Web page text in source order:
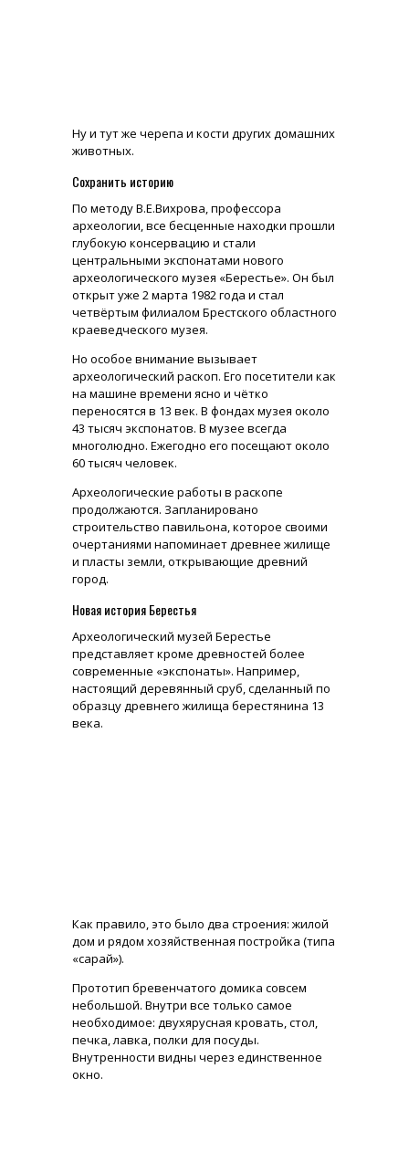
Ну и тут же черепа и кости других домашних
животных.
Сохранить историю
По методу В.Е.Вихрова, профессора
археологии, все бесценные находки прошли
глубокую консервацию и стали
центральными экспонатами нового
археологического музея «Берестье». Он был
открыт уже 2 марта 1982 года и стал
четвёртым филиалом Брестского областного
краеведческого музея.
Но особое внимание вызывает
археологический раскоп. Его посетители как
на машине времени ясно и чётко
переносятся в 13 век. В фондах музея около
43 тысяч экспонатов. В музее всегда
многолюдно. Ежегодно его посещают около
60 тысяч человек.
Археологические работы в раскопе
продолжаются. Запланировано
строительство павильона, которое своими
очертаниями напоминает древнее жилище
и пласты земли, открывающие древний
город.
Новая история Берестья
Археологический музей Берестье
представляет кроме древностей более
современные «экспонаты». Например,
настоящий деревянный сруб, сделанный по
образцу древнего жилища берестянина 13
века.
Как правило, это было два строения: жилой
дом и рядом хозяйственная постройка (типа
«сарай»).
Прототип бревенчатого домика совсем
небольшой. Внутри все только самое
необходимое: двухярусная кровать, стол,
печка, лавка, полки для посуды.
Внутренности видны через единственное
окно.